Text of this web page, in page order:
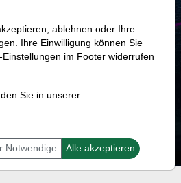
INDIKATOR
30.7 %
selbst der unglücklichst agierende Trader
ablehnen oder Ihre
Ihre Einwilligung können Sie
Einstellungen im Footer widerrufen
Sie in unserer
Notwendige Alle akzeptieren